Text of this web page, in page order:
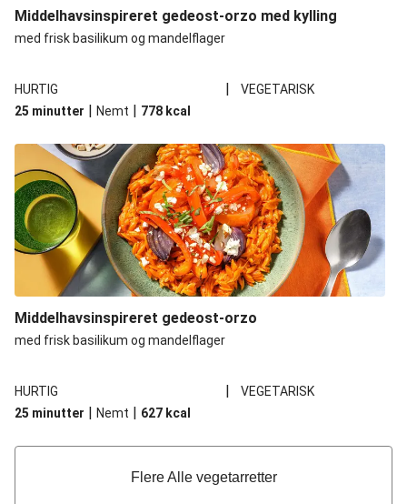
Middelhavsinspireret gedeost-orzo med kylling
med frisk basilikum og mandelflager
HURTIG |
VEGETARISK
25 minutter | Nemt | 778 kcal
Middelhavsinspireret gedeost-orzo
med frisk basilikum og mandelflager
HURTIG |
VEGETARISK
25 minutter | Nemt | 627 kcal
Flere Alle vegetarretter